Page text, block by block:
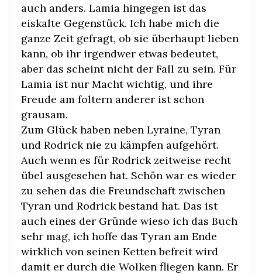
auch anders. Lamia hingegen ist das
eiskalte Gegenstück. Ich habe mich die
ganze Zeit gefragt, ob sie überhaupt lieben
kann, ob ihr irgendwer etwas bedeutet,
aber das scheint nicht der Fall zu sein. Für
Lamia ist nur Macht wichtig, und ihre
Freude am foltern anderer ist schon
grausam.
Zum Glück haben neben Lyraine, Tyran
und Rodrick nie zu kämpfen aufgehört.
Auch wenn es für Rodrick zeitweise recht
übel ausgesehen hat. Schön war es wieder
zu sehen das die Freundschaft zwischen
Tyran und Rodrick bestand hat. Das ist
auch eines der Gründe wieso ich das Buch
sehr mag, ich hoffe das Tyran am Ende
wirklich von seinen Ketten befreit wird
damit er durch die Wolken fliegen kann. Er